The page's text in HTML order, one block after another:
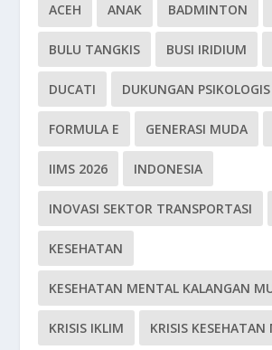
ACEH ANAK BADMINTON
BULU TANGKIS BUSI IRIDIUM
DUCATI DUKUNGAN PSIKOLOGIS
FORMULA E GENERASI MUDA
IIMS 2026 INDONESIA
INOVASI SEKTOR TRANSPORTASI
KESEHATAN
KESEHATAN MENTAL KALANGAN
KRISIS IKLIM KRISIS